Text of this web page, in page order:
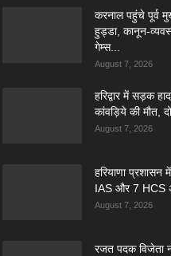
करनाल पहुंचे पूर्व
हुड्डा, कानून-
गेम्स...
August 7, 2026
हरिद्वार में सड़क
कांवड़िये की मौत,
August 7, 2026
हरियाणा
IAS और 7 HCS
August 7, 2026
रजत पदक विजेता